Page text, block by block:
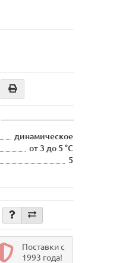
динамическое
от 3 до 5 °C
5
Поставки с
1993 года!